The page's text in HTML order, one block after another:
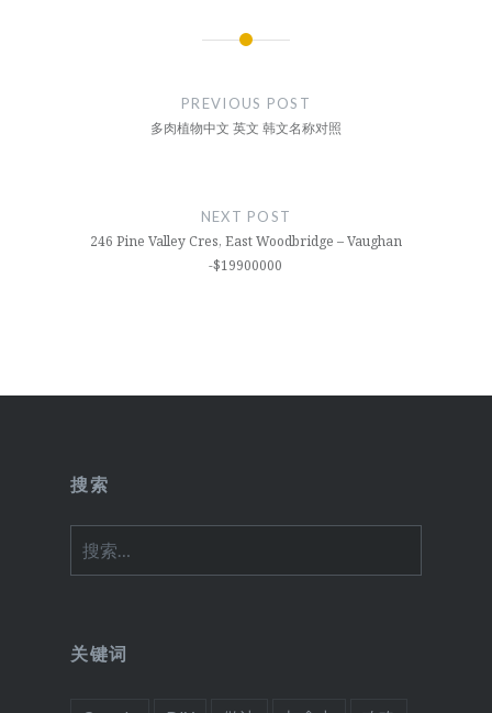
PREVIOUS POST
多肉植物中文 英文 韩文名称对照
NEXT POST
246 Pine Valley Cres, East Woodbridge – Vaughan
-$19900000
搜索
索：
关键词